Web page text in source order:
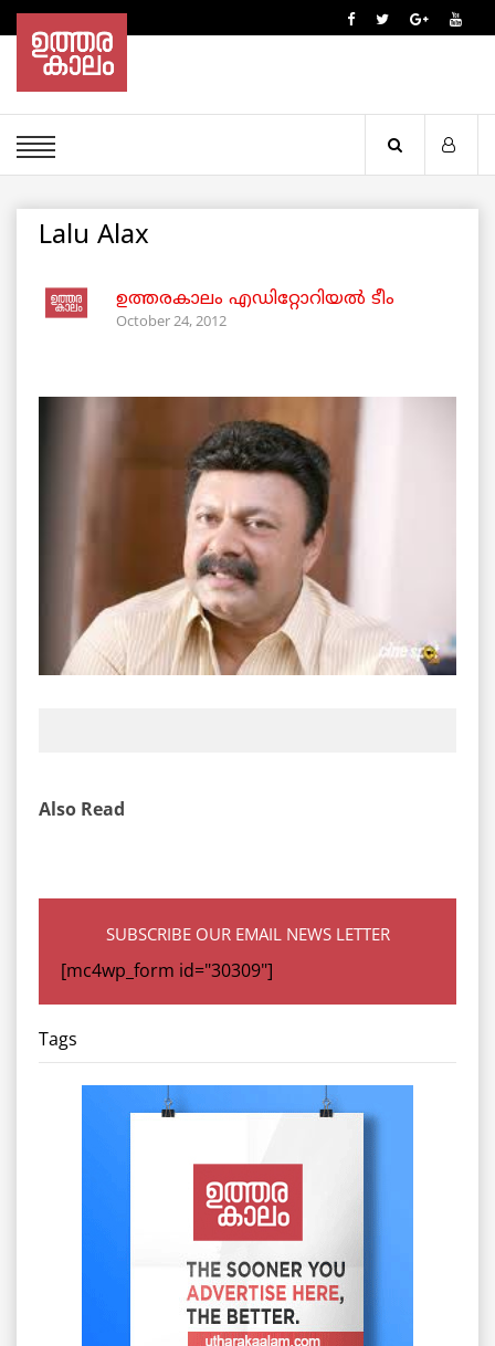
Lalu Alax
ഉത്തരകാലം എഡിറ്റോറിയല്‍ ടീം
October 24, 2012
Also Read
SUBSCRIBE OUR EMAIL NEWS LETTER
[mc4wp_form id="30309"]
Tags